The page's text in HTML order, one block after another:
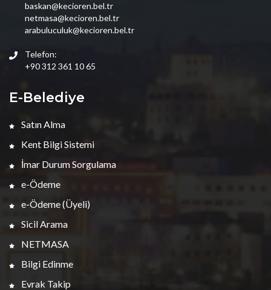
baskan@kecioren.bel.tr
netmasa@kecioren.bel.tr
arabuluculuk@kecioren.bel.tr
Telefon:
+90 312 361 10 65
E-Belediye
Satın Alma
Kent Bilgi Sistemi
İmar Durum Sorgulama
e-Ödeme
e-Ödeme (Üyeli)
Sicil Arama
NETMASA
Bilgi Edinme
Evrak Takip